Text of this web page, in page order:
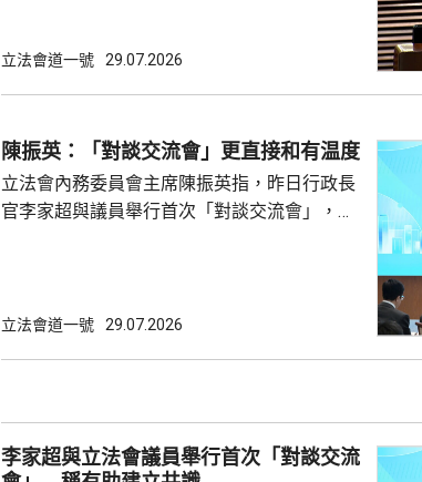
新範疇需在條例涵蓋。她表示，明白隨著發展
蓋為北都招商引資提供的稅務便利；選委界陳
紹雄亦關注會否因應北都工程增加，提供更具
彈性的輸入勞工安排。甯漢豪指，立法...
立法會道一號 29.07.2026
陳振英：「對談交流會」更直接和有温度
立法會內務委員會主席陳振英指，昨日行政長
官李家超與議員舉行首次「對談交流會」，環
答，形容像「爐邊談話」，有溫度和直接。 陳
立法會道一號 29.07.2026
李家超與立法會議員舉行首次「對談交流